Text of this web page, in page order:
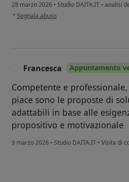
28 marzo 2026 • Studio DAITA.IT • analisi
• secondo l'opinione dell'utente Davide
Segnala abuso
Francesca Appuntamento
Competente e
piace sono le proposte di
adattabili in base alle
propositivo e motivazionale
9 marzo 2026 • Studio DAITA.IT • Visita di